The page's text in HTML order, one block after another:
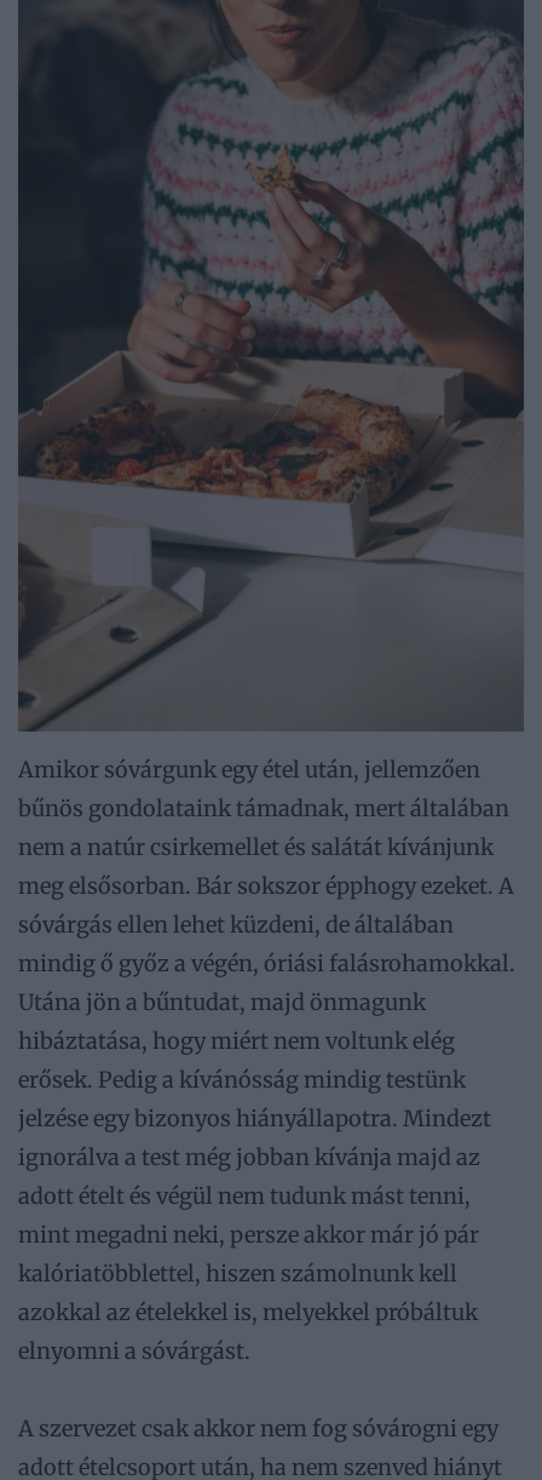
Amikor sóvárgunk egy étel után, jellemzően
bűnös gondolataink támadnak, mert általában
nem a natúr csirkemellet és salátát kívánjunk
meg elsősorban. Bár sokszor épphogy ezeket. A
sóvárgás ellen lehet küzdeni, de általában
mindig ő győz a végén, óriási falásrohamokkal.
Utána jön a bűntudat, majd önmagunk
hibáztatása, hogy miért nem voltunk elég
erősek. Pedig a kívánósság mindig testünk
jelzése egy bizonyos hiányállapotra. Mindezt
ignorálva a test még jobban kívánja majd az
adott ételt és végül nem tudunk mást tenni,
mint megadni neki, persze akkor már jó pár
kalóriatöbblettel, hiszen számolnunk kell
azokkal az ételekkel is, melyekkel próbáltuk
elnyomni a sóvárgást.
A szervezet csak akkor nem fog sóvárogni egy
adott ételcsoport után, ha nem szenved hiányt